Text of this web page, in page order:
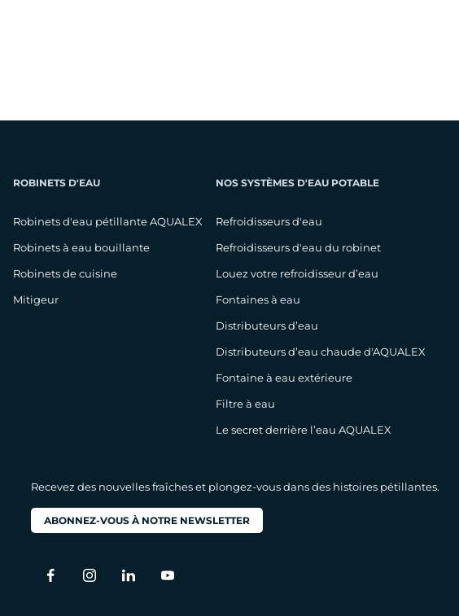
ROBINETS D'EAU
Robinets d'eau pétillante AQUALEX
Robinets à eau bouillante
Robinets de cuisine
Mitigeur
NOS SYSTÈMES D'EAU POTABLE
Refroidisseurs d'eau
Refroidisseurs d'eau du robinet
Louez votre refroidisseur d’eau
Fontaines à eau
Distributeurs d’eau
Distributeurs d’eau chaude d'AQUALEX
Fontaine à eau extérieure
Filtre à eau
Le secret derrière l’eau AQUALEX
Recevez des nouvelles fraîches et plongez-vous dans des histoires pétillantes.
ABONNEZ-VOUS À NOTRE NEWSLETTER